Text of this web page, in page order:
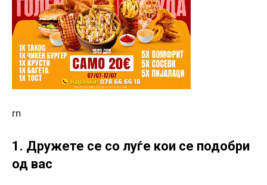
rn
1. Дружете се со луѓе кои се подобри
од вас